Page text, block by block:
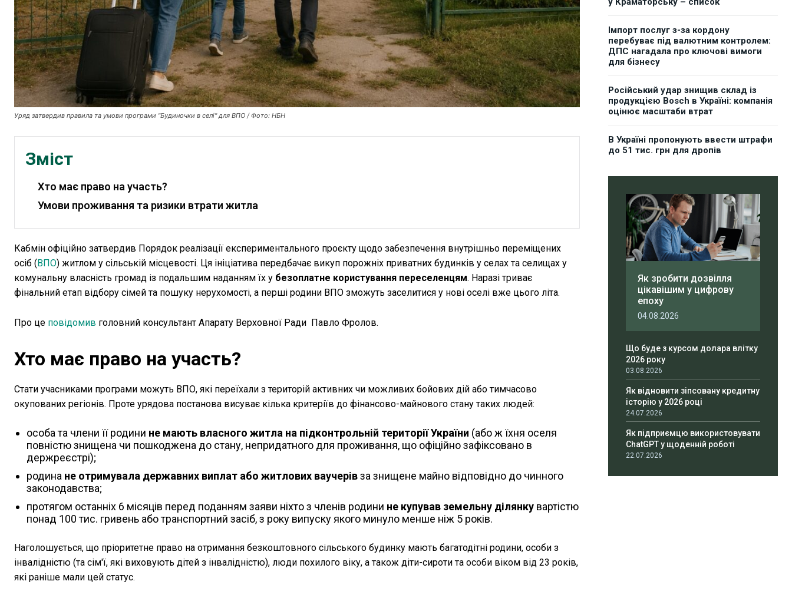
Уряд затвердив правила та умови програми "Будиночки в селі" для ВПО / Фото: НБН
Зміст
Хто має право на участь?
Умови проживання та ризики втрати житла
Кабмін офіційно затвердив Порядок реалізації експериментального проєкту щодо забезпечення внутрішньо переміщених
осіб (ВПО) житлом у сільській місцевості. Ця ініціатива передбачає викуп порожніх приватних будинків у селах та селищах у
комунальну власність громад із подальшим наданням їх у безоплатне користування переселенцям. Наразі триває
фінальний етап відбору сімей та пошуку нерухомості, а перші родини ВПО зможуть заселитися у нові оселі вже цього літа.
Про це повідомив головний консультант Апарату Верховної Ради Павло Фролов.
Хто має право на участь?
Стати учасниками програми можуть ВПО, які переїхали з територій активних чи можливих бойових дій або тимчасово
окупованих регіонів. Проте урядова постанова висуває кілька критеріїв до фінансово-майнового стану таких людей:
особа та члени її родини не мають власного житла на підконтрольній території України (або ж їхня оселя
повністю знищена чи пошкоджена до стану, непридатного для проживання, що офіційно зафіксовано в
держреєстрі);
родина не отримувала державних виплат або житлових ваучерівза знищене майно відповідно до чинного
законодавства;
протягом останніх 6 місяців перед поданням заяви ніхто з членів родини не купував земельну ділянку вартістю
понад 100 тис. гривень або транспортний засіб, з року випуску якого минуло менше ніж 5 років.
Наголошується, що пріоритетне право на отримання безкоштовного сільського будинку мають багатодітні родини, особи з
інвалідністю (та сім'ї, які виховують дітей з інвалідністю), люди похилого віку, а також діти-сироти та особи віком від 23 років,
які раніше мали цей статус.
Імпорт послуг з-за кордону
перебуває під валютним контролем:
ДПС нагадала про ключові вимоги
для бізнесу
Російський удар знищив склад із
продукцією Bosch в Україні: компанія
оцінює масштаби втрат
В Україні пропонують ввести штрафи
до 51 тис. грн для дропів
Як зробити дозвілля
цікавішим у цифрову
епоху
04.08.2026
Що буде з курсом долара влітку
2026 року
03.08.2026
Як відновити зіпсовану кредитну
історію у 2026 році
24.07.2026
Як підприємцю використовувати
ChatGPT у щоденній роботі
22.07.2026